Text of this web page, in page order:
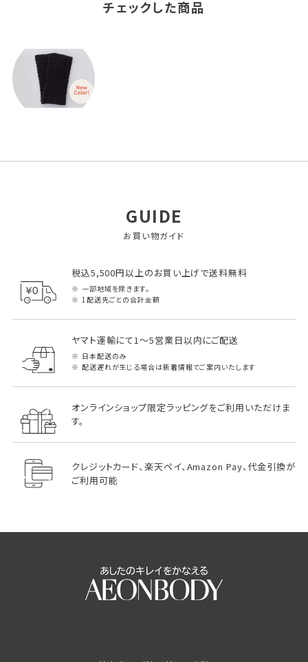
チェックした商品
GUIDE
お買い物ガイド
税込5,500円以上のお買い上げで送料無料
一部地域を除きます。
1配送先ごとの合計金額
ヤマト運輸にて1～5営業日以内にご配送
日本配送のみ
配送遅れが生じる場合は新着情報でご案内いたします
オンラインショップ限定ラッピングをご利用いただけま
す。
クレジットカード、楽天ペイ、Amazon Pay、代金引換が
ご利用可能